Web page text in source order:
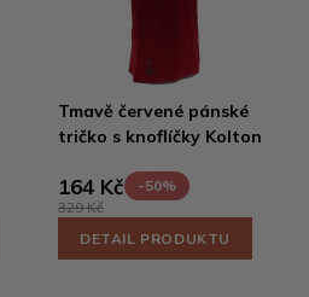
Tmavě červené pánské
tričko s knoflíčky Kolton
164 Kč
-50%
329 Kč
DETAIL PRODUKTU